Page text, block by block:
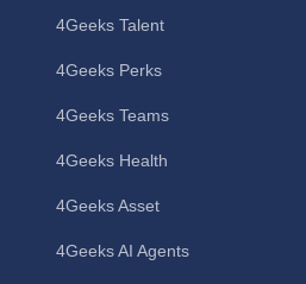
4Geeks Talent
4Geeks Perks
4Geeks Teams
4Geeks Health
4Geeks Asset
4Geeks AI Agents